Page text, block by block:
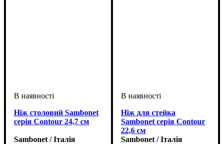
Ніж столовий Sambonet
серія Contour 24,7 см
Sambonet / Італія
Ніж для стейка
Sambonet серія Contour
22,6 см
Sambonet / Італія